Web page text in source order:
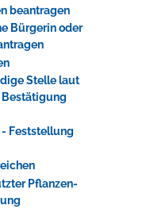
beantragen
Bürgerin oder
Stelle laut
Bestätigung
Feststellung
Pflanzen-